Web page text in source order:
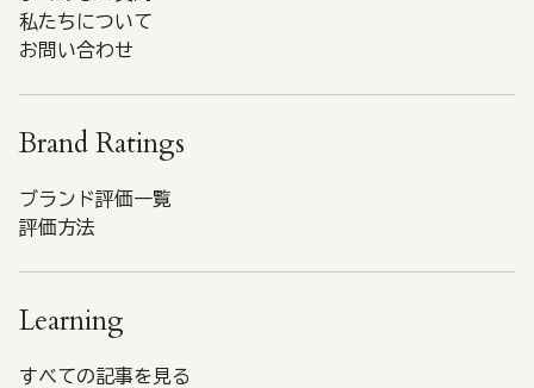
私たちについて
お問い合わせ
Brand Ratings
ブランド評価一覧
評価方法
Learning
すべての記事を見る